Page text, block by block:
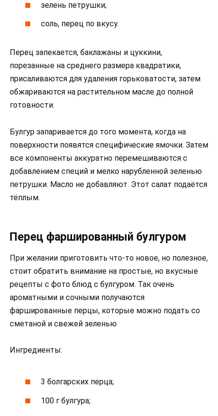
зелень петрушки;
соль, перец по вкусу.
Перец запекается, баклажаны и цуккини,
порезанные на среднего размера квадратики,
присаливаются для удаления горьковатости, затем
обжариваются на растительном масле до полной
готовности.
Булгур запаривается до того момента, когда на
поверхности появятся специфические ямочки. Затем
все компоненты аккуратно перемешиваются с
добавлением специй и мелко нарубленной зеленью
петрушки. Масло не добавляют. Этот салат подаётся
тёплым.
Перец фаршированный булгуром
При желании приготовить что-то новое, но полезное,
стоит обратить внимание на простые, но вкусные
рецепты с фото блюд с булгуром. Так очень
ароматными и сочными получаются
фаршированные перцы, которые можно подать со
сметаной и свежей зеленью
Ингредиенты:
3 болгарских перца;
100 г булгура;